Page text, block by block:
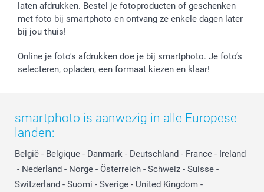
laten afdrukken. Bestel je fotoproducten of geschenken
met foto bij smartphoto en ontvang ze enkele dagen later
bij jou thuis!
Online je foto's afdrukken doe je bij smartphoto. Je foto’s
selecteren, opladen, een formaat kiezen en klaar!
smartphoto is aanwezig in alle Europese
landen:
België - Belgique - Danmark - Deutschland - France - Ireland
- Nederland - Norge - Österreich - Schweiz - Suisse -
Switzerland - Suomi - Sverige - United Kingdom -